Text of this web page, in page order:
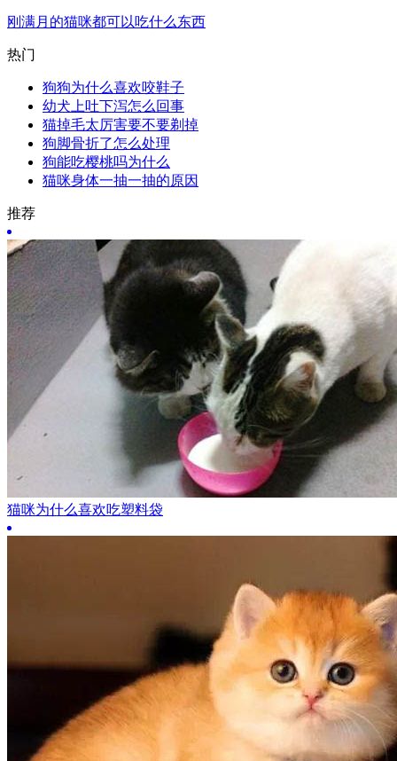
刚满月的猫咪都可以吃什么东西
热门
狗狗为什么喜欢咬鞋子
幼犬上吐下泻怎么回事
猫掉毛太厉害要不要剃掉
狗脚骨折了怎么处理
狗能吃樱桃吗为什么
猫咪身体一抽一抽的原因
推荐
猫咪为什么喜欢吃塑料袋